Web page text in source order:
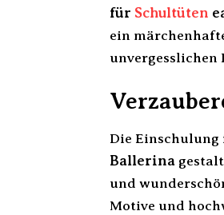
für Schultüten
ein
unvergesslichen
Die Einschulung
Ballerina
und
Motive und